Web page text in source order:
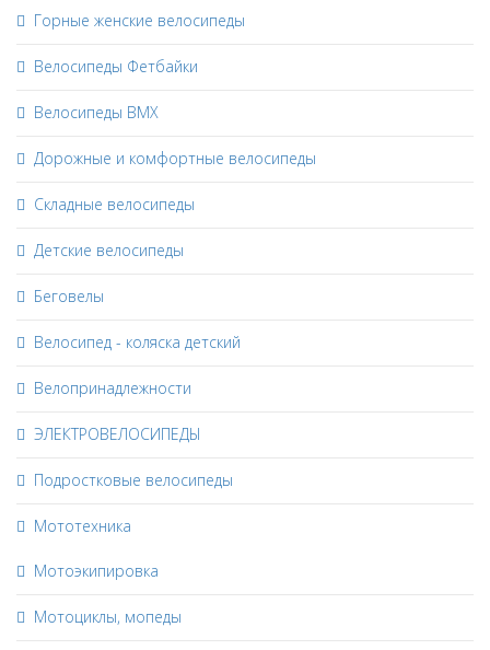
Горные женские велосипеды
Велосипеды Фетбайки
Велосипеды BMX
Дорожные и комфортные велосипеды
Складные велосипеды
Детские велосипеды
Беговелы
Велосипед - коляска детский
Велопринадлежности
ЭЛЕКТРОВЕЛОСИПЕДЫ
Подростковые велосипеды
Мототехника
Мотоэкипировка
Мотоциклы, мопеды